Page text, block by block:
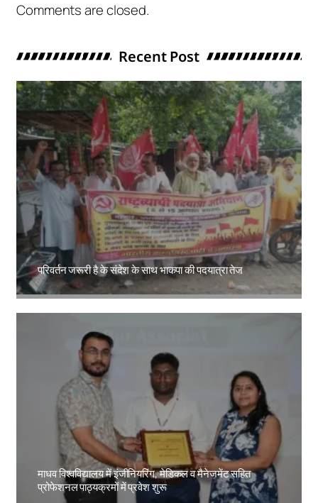
Comments are closed.
Recent Post
परिवर्तन जरूरी है के संदेश के साथ भाकपा की पदयात्रा तेज
Amit Lekh
माधव विश्वविद्यालय में इंजीनियरिंग, मेडिकल व मैनेजमेंट सहित
प्रोफेशनल पाठ्यक्रमों में प्रवेश शुरू